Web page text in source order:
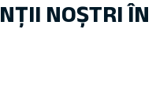
NOȘTRI ÎN